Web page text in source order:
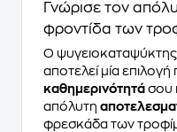
Γνώρισε τον
φροντίδα των
Ο ψυγειοκαταψύκτης
αποτελεί μία
καθημερινότητά σου
απόλυτη
φρεσκάδα των